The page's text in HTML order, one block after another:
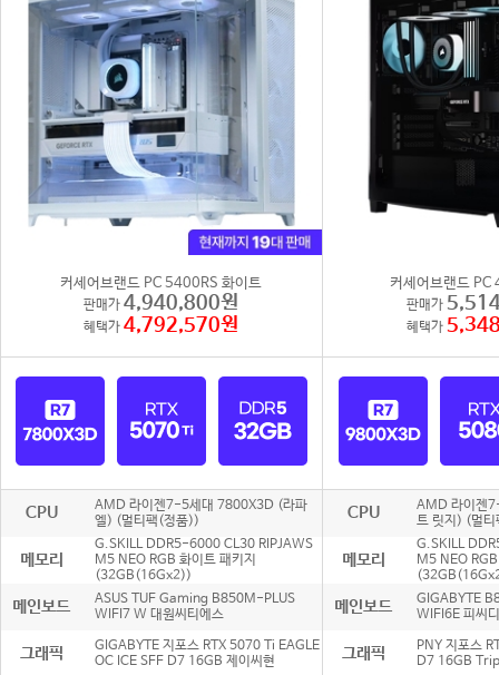
커세어브랜드 PC 5400RS 화이트
판매가 4,940,800원
혜택가 4,792,570원
CPU
AMD 라이젠7-5세대 7800X3D (라파
엘) (멀티팩(정품))
메모리
G.SKILL DDR5-6000 CL30 RIPJAWS
M5 NEO RGB 화이트 패키지
(32GB(16Gx2))
메인보드
ASUS TUF Gaming B850M-PLUS
WIFI7 W 대원씨티에스
그래픽
GIGABYTE 지포스 RTX 5070 Ti EAGLE
OC ICE SFF D7 16GB 제이씨현
커세어브랜드
판매가
혜택가
CPU
AMD 라이젠
트 릿지) (멀
메모리
G.SKILL
M5 NEO
메인보드
GIGABYTE
WIFI6E 피씨
그래픽
PNY 지포스
D7 16GB